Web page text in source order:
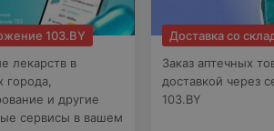
103.BY
лекарств в
города,
и другие
сервисы в вашем
Доставка со
Заказ аптечных
доставкой через
103.BY